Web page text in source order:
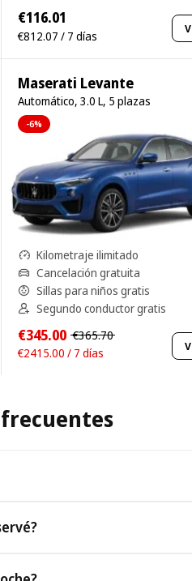
€116.01
€812.07 / 7 días
Maserati Levante
Automático, 3.0 L, 5 plazas
-6%
Kilometraje ilimitado
Cancelación gratuita
Sillas para niños gratis
Segundo conductor gratis
€345.00 €365.70
€2415.00 / 7 días